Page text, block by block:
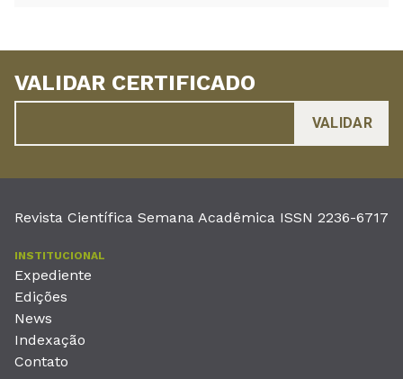
VALIDAR CERTIFICADO
Revista Científica Semana Acadêmica ISSN 2236-6717
INSTITUCIONAL
Expediente
Edições
News
Indexação
Contato